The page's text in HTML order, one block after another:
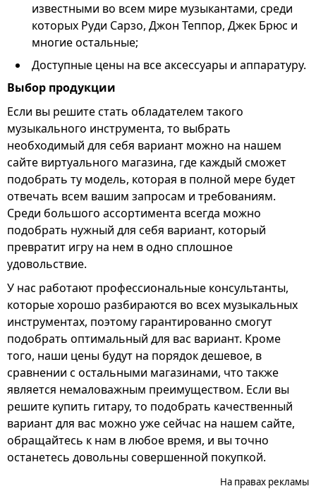
известными во всем мире музыкантами, среди
которых Руди Сарзо, Джон Теппор, Джек Брюс и
многие остальные;
Доступные цены на все аксессуары и аппаратуру.
Выбор продукции
Если вы решите стать обладателем такого
музыкального инструмента, то выбрать
необходимый для себя вариант можно на нашем
сайте виртуального магазина, где каждый сможет
подобрать ту модель, которая в полной мере будет
отвечать всем вашим запросам и требованиям.
Среди большого ассортимента всегда можно
подобрать нужный для себя вариант, который
превратит игру на нем в одно сплошное
удовольствие.
У нас работают профессиональные консультанты,
которые хорошо разбираются во всех музыкальных
инструментах, поэтому гарантированно смогут
подобрать оптимальный для вас вариант. Кроме
того, наши цены будут на порядок дешевое, в
сравнении с остальными магазинами, что также
является немаловажным преимуществом. Если вы
решите купить гитару, то подобрать качественный
вариант для вас можно уже сейчас на нашем сайте,
обращайтесь к нам в любое время, и вы точно
останетесь довольны совершенной покупкой.
На правах рекламы